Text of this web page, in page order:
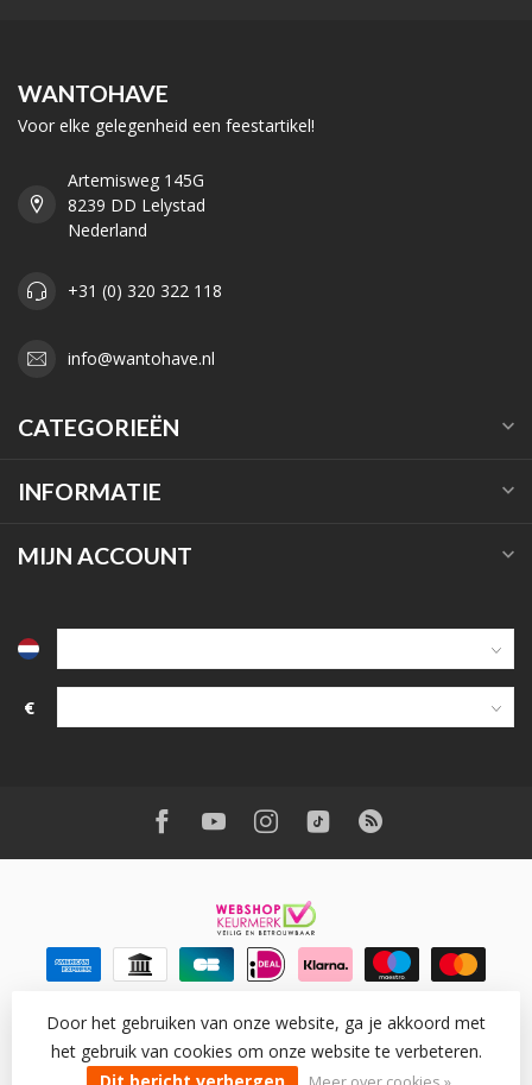
WANTOHAVE
Voor elke gelegenheid een feestartikel!
Artemisweg 145G
8239 DD Lelystad
Nederland
+31 (0) 320 322 118
info@wantohave.nl
CATEGORIEËN
INFORMATIE
MIJN ACCOUNT
€
© Copyright 2026 Wantohave- Powered by Lightspeed-
Lightspeed designby Dyvelopment
Door het gebruiken van onze website, ga je akkoord met
het gebruik van cookies om onze website te verbeteren.